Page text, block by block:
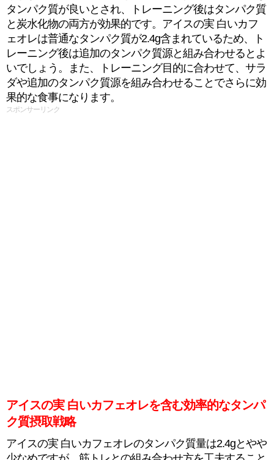
タンパク質が良いとされ、トレーニング後はタンパク質
と炭水化物の両方が効果的です。アイスの実 白いカフ
ェオレは普通なタンパク質が2.4g含まれているため、ト
レーニング後は追加のタンパク質源と組み合わせるとよ
いでしょう。また、トレーニング目的に合わせて、サラ
ダや追加のタンパク質源を組み合わせることでさらに効
果的な食事になります。
スポンサーリンク
アイスの実 白いカフェオレを含む効率的なタンパ
ク質摂取戦略
アイスの実 白いカフェオレのタンパク質量は2.4gとやや